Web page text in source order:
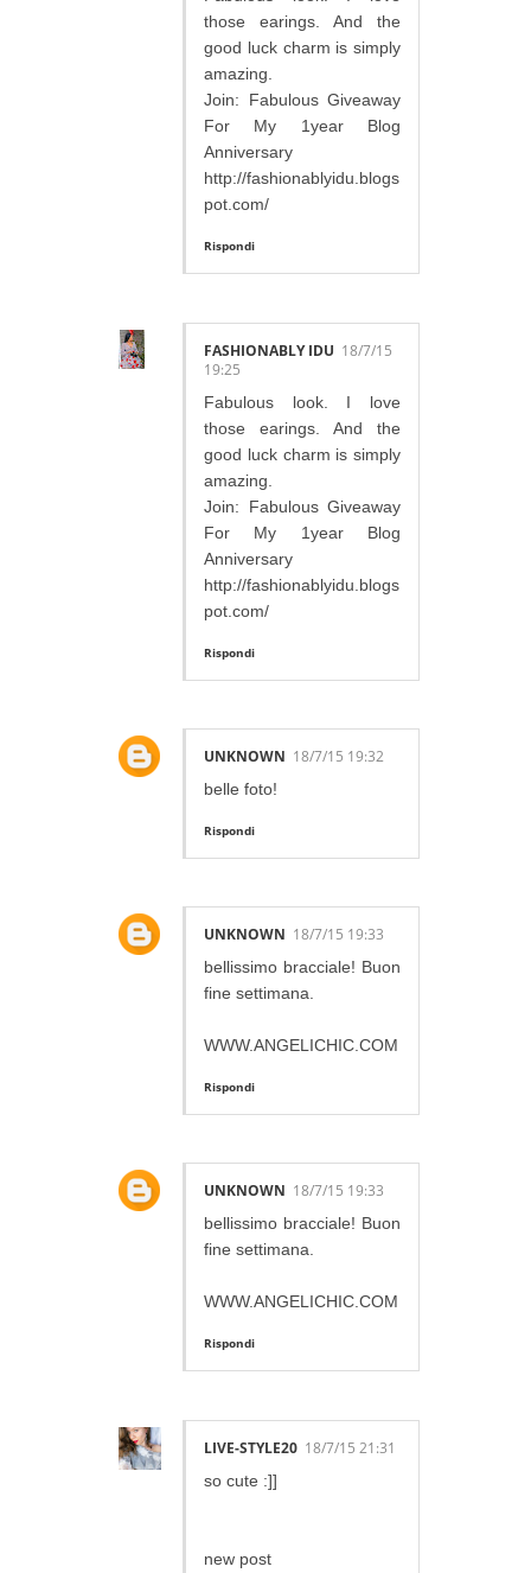
those earings. And the
good luck charm is simply
amazing.
Join: Fabulous Giveaway
For My 1year Blog
Anniversary
http://fashionablyidu.blogs
pot.com/
Rispondi
FASHIONABLY IDU 18/7/15
19:25
Fabulous look. I love
those earings. And the
good luck charm is simply
amazing.
Join: Fabulous Giveaway
For My 1year Blog
Anniversary
http://fashionablyidu.blogs
pot.com/
Rispondi
UNKNOWN 18/7/15 19:32
belle foto!
Rispondi
UNKNOWN 18/7/15 19:33
bellissimo bracciale! Buon
fine settimana.
WWW.ANGELICHIC.COM
Rispondi
UNKNOWN 18/7/15 19:33
bellissimo bracciale! Buon
fine settimana.
WWW.ANGELICHIC.COM
Rispondi
LIVE-STYLE20 18/7/15 21:31
so cute :]]
new post